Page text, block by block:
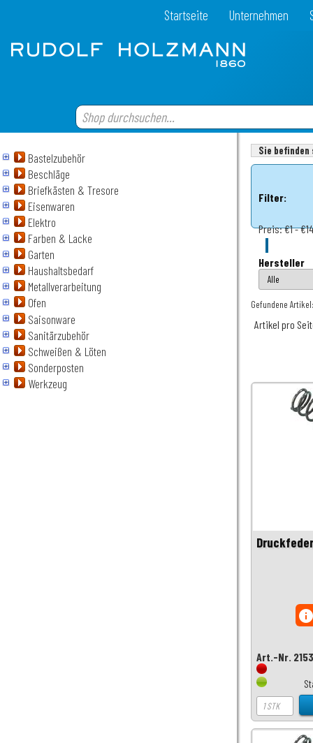
Startseite Unternehmen
Bastelzubehör
Beschläge
Briefkästen & Tresore
Eisenwaren
Elektro
Farben & Lacke
Garten
Haushaltsbedarf
Metallverarbeitung
Ofen
Saisonware
Sanitärzubehör
Schweißen & Löten
Sonderposten
Werkzeug
Sie
Filter:
Preis:€1 - €14
Hersteller
Gefundene
Artikel pro
Art.-Nr.